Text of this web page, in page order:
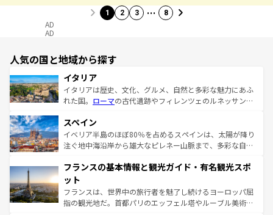
1 2 3 … 8
AD
AD
人気の国と地域から探す
イタリア
イタリアは歴史、文化、グルメ、自然と多彩な魅力にあふ
れた国。 ローマの古代遺跡やフィレンツェのルネッサンス
ろん、トスカーナの美しい田園風景やアマルフィ海岸の絶
景など、自然景観も見逃せない。観光の合間には、本場の
ピザやパスタなど、絶品のイタリア料理を堪能することも
ませてくれるイタリアで、忘れられない旅をしてみよう！
なお、新着のイタリア情報は
しい。
スペイン
イベリア半島のほぼ80％を占めるスペインは、太陽が降り
注ぐ地中海沿岸から雄大なピレネー山脈まで、多彩な自然
文化が根付くこの国では、情熱的なフラメンコ、熱気あふ
れる闘牛、そして美味しいタパスが生活の一部となってい
る。首都マドリードの洗練された雰囲気や、バルセロナの
アートに溢れた街角から、地方では古代ローマ遺跡や中世
フランスの基本情報と観光ガイド・有名観光スポ
ット
フランスは、世界中の旅行者を魅了し続けるヨーロッパ屈
指の観光地だ。首都パリのエッフェル塔やルーブル美術館